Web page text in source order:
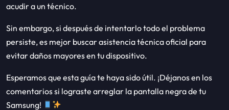
acudir a un técnico.
Sin embargo, si después de intentarlo todo el problema
persiste, es mejor buscar asistencia técnica oficial para
evitar daños mayores en tu dispositivo.
Esperamos que esta guía te haya sido útil. ¡Déjanos en los
comentarios si lograste arreglar la pantalla negra de tu
Samsung!